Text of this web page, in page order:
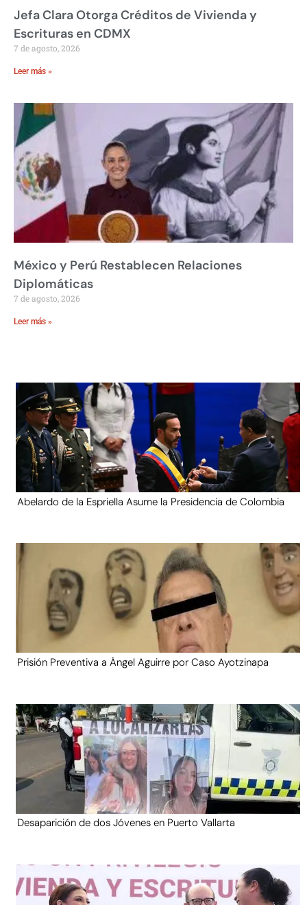
Jefa Clara Otorga Créditos de Vivienda y
Escrituras en CDMX
7 de agosto, 2026
Leer más »
México y Perú Restablecen Relaciones
Diplomáticas
7 de agosto, 2026
Leer más »
Abelardo de la Espriella Asume la Presidencia de Colombia
Prisión Preventiva a Ángel Aguirre por Caso Ayotzinapa
Desaparición de dos Jóvenes en Puerto Vallarta